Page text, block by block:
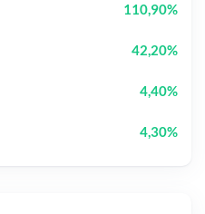
110,90%
42,20%
4,40%
4,30%